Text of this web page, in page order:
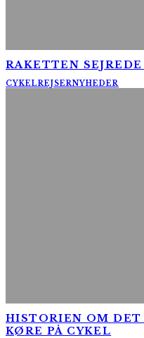
RAKETTEN
CYKELREJSERNYHEDER
HISTORIEN OM
KØRE PÅ CYKEL